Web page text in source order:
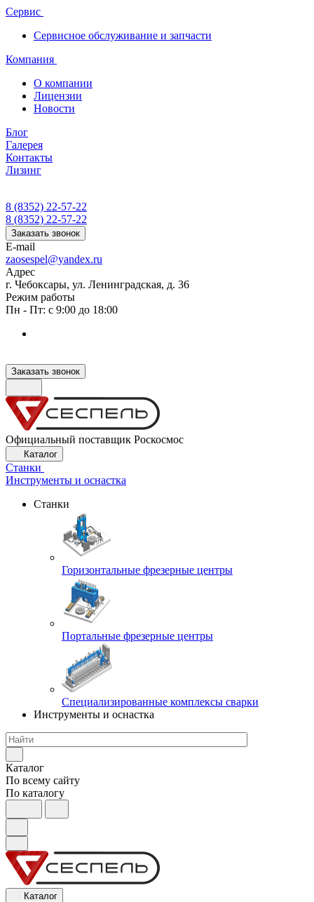
Сервис
Сервисное обслуживание и запчасти
Компания
О компании
Лицензии
Новости
Блог
Галерея
Контакты
Лизинг
8 (8352) 22-57-22
8 (8352) 22-57-22
Заказать звонок
E-mail
zaosespel@yandex.ru
Адрес
г. Чебоксары, ул. Ленинградская, д. 36
Режим работы
Пн - Пт: с 9:00 до 18:00
Заказать звонок
Официальный поставщик Роскосмос
Каталог
Станки
Инструменты и оснастка
Станки
Горизонтальные фрезерные центры
Портальные фрезерные центры
Специализированные комплексы сварки
Инструменты и оснастка
Каталог
По всему сайту
По каталогу
Каталог